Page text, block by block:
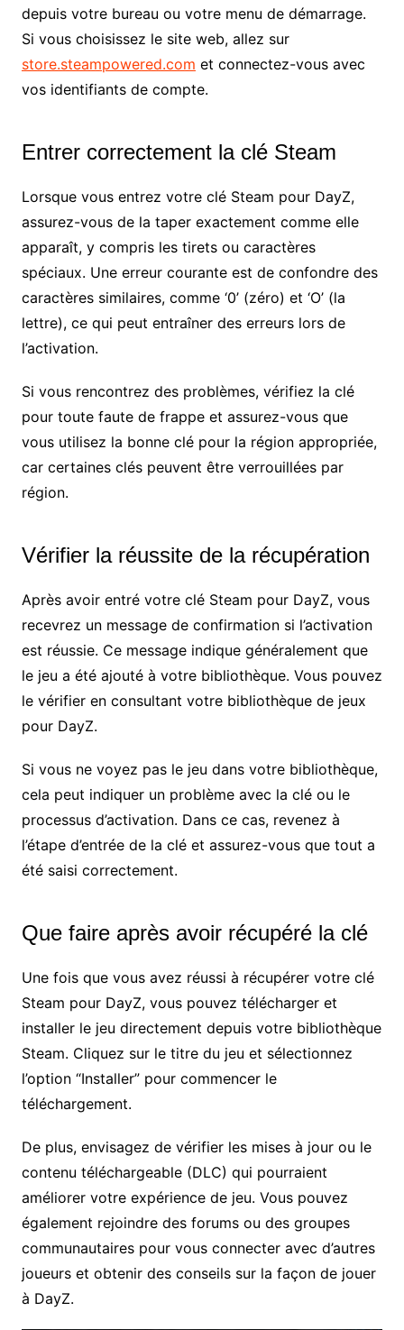
depuis votre bureau ou votre menu de démarrage.
Si vous choisissez le site web, allez sur
store.steampowered.com et connectez-vous avec
vos identifiants de compte.
Entrer correctement la clé Steam
Lorsque vous entrez votre clé Steam pour DayZ,
assurez-vous de la taper exactement comme elle
apparaît, y compris les tirets ou caractères
spéciaux. Une erreur courante est de confondre des
caractères similaires, comme ‘0’ (zéro) et ‘O’ (la
lettre), ce qui peut entraîner des erreurs lors de
l’activation.
Si vous rencontrez des problèmes, vérifiez la clé
pour toute faute de frappe et assurez-vous que
vous utilisez la bonne clé pour la région appropriée,
car certaines clés peuvent être verrouillées par
région.
Vérifier la réussite de la récupération
Après avoir entré votre clé Steam pour DayZ, vous
recevrez un message de confirmation si l’activation
est réussie. Ce message indique généralement que
le jeu a été ajouté à votre bibliothèque. Vous pouvez
le vérifier en consultant votre bibliothèque de jeux
pour DayZ.
Si vous ne voyez pas le jeu dans votre bibliothèque,
cela peut indiquer un problème avec la clé ou le
processus d’activation. Dans ce cas, revenez à
l’étape d’entrée de la clé et assurez-vous que tout a
été saisi correctement.
Que faire après avoir récupéré la clé
Une fois que vous avez réussi à récupérer votre clé
Steam pour DayZ, vous pouvez télécharger et
installer le jeu directement depuis votre bibliothèque
Steam. Cliquez sur le titre du jeu et sélectionnez
l’option “Installer” pour commencer le
téléchargement.
De plus, envisagez de vérifier les mises à jour ou le
contenu téléchargeable (DLC) qui pourraient
améliorer votre expérience de jeu. Vous pouvez
également rejoindre des forums ou des groupes
communautaires pour vous connecter avec d’autres
joueurs et obtenir des conseils sur la façon de jouer
à DayZ.